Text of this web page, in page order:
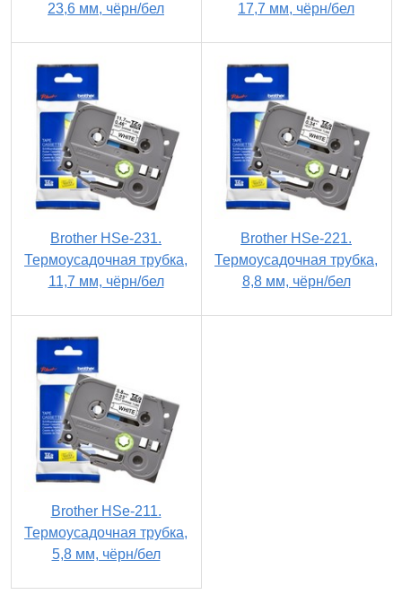
23,6 мм, чёрн/бел
17,7 мм, чёрн/бел
Brother HSe-231.
Термоусадочная трубка,
11,7 мм, чёрн/бел
Brother HSe-221.
Термоусадочная трубка,
8,8 мм, чёрн/бел
Brother HSe-211.
Термоусадочная трубка,
5,8 мм, чёрн/бел